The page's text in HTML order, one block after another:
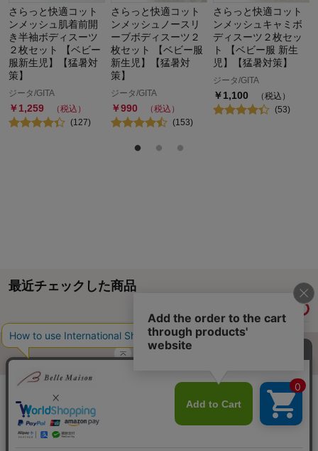
さらっと快適コット
ンメッシュ肌着前開
き半袖ボディスーツ
２枚セット 【ベビー
服新生児】【猛暑対
策】
ジータ/GITA
￥1,259
（税込）
(127)
さらっと快適コット
ンメッシュノースリ
ーブボディスーツ２
枚セット 【ベビー服
新生児】【猛暑対
策】
ジータ/GITA
￥990
（税込）
(153)
さらっと快適コット
ンメッシュキャミボ
ディスーツ２枚セッ
ト 【ベビー服 新生
児】【猛暑対策】
ジータ/GITA
￥1,100
（税込）
(53)
最近チェックした商品
ご利用ガイド・お知らせ
サイトマップ ベルメゾンネットTOPへ